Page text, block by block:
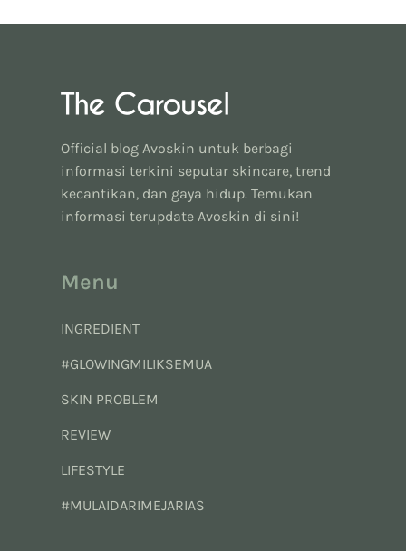
Official blog Avoskin untuk berbagi
informasi terkini seputar skincare, trend
kecantikan, dan gaya hidup. Temukan
informasi terupdate Avoskin di sini!
Menu
INGREDIENT
#GLOWINGMILIKSEMUA
SKIN PROBLEM
REVIEW
LIFESTYLE
#MULAIDARIMEJARIAS